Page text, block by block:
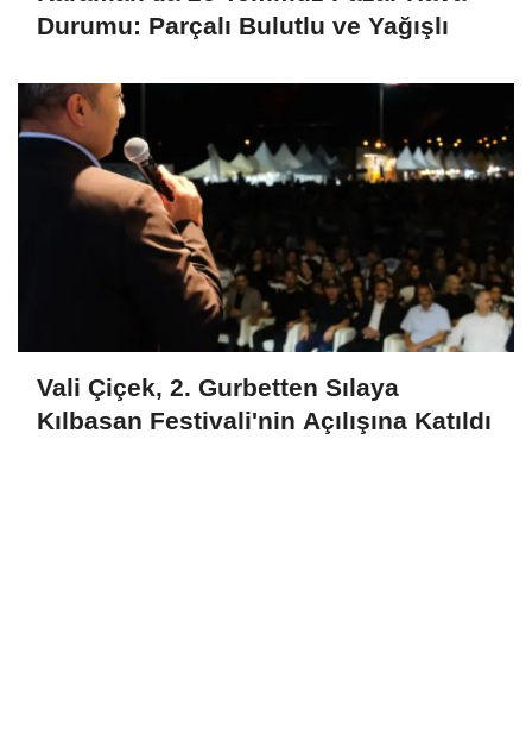
Durumu: Parçalı Bulutlu ve Yağışlı
Vali Çiçek, 2. Gurbetten Sılaya
Kılbasan Festivali'nin Açılışına Katıldı